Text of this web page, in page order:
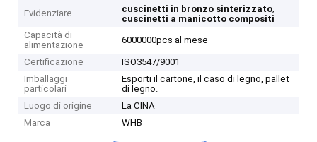
Evidenziare cuscinetti in bronzo sinterizzato,
cuscinetti a manicotto compositi
Capacità di
alimentazione
6000000pcs al mese
Certificazione
ISO3547/9001
Imballaggi
particolari
Esporti il cartone, il caso di legno, pallet
di legno.
Luogo di origine
La CINA
Marca
WHB